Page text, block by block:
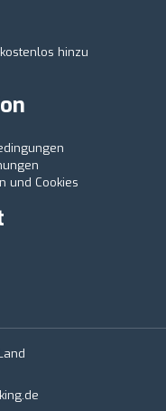
hinzu
und Cookies